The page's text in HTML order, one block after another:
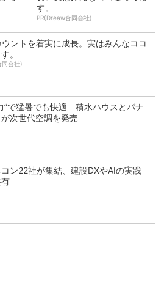
す。
PR(Dreaw合同会社)
ントを着実に成長。実はみんなココ
。
同会社)
”で猛暑でも快適 積水ハウスとパナ
次世代空調を発売
ン22社が集結、建設DXやAIの実践